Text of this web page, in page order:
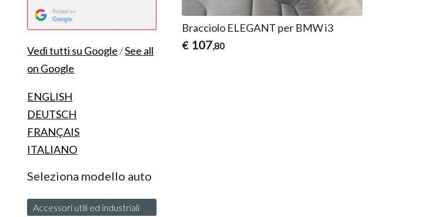
Bracciolo ELEGANT per BMW i3
€ 107,80
Vedi tutti su Google/See all
on Google
ENGLISH
DEUTSCH
FRANÇAIS
ITALIANO
Seleziona modello auto
Accessori utili ed industriali